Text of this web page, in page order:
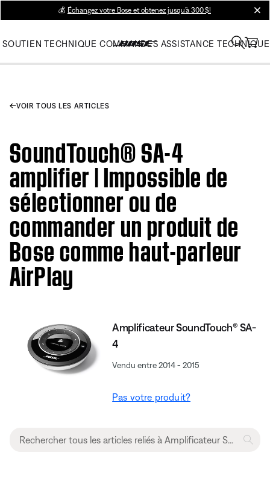
💰 Échangez votre Bose et obtenez jusqu’à 300 $!
SOUTIEN TECHNIQUE COMMANDES ASSISTANCE TECHNIQUE
VOIR TOUS LES ARTICLES
SoundTouch® SA-4
amplifier | Impossible de
sélectionner ou de
commander un produit de
Bose comme haut-parleur
AirPlay
Amplificateur SoundTouch® SA-
4
Vendu entre 2014 - 2015
Pas votre produit?